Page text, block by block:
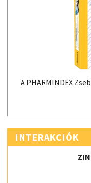
A PHARMINDEX
INTERAKCIÓK